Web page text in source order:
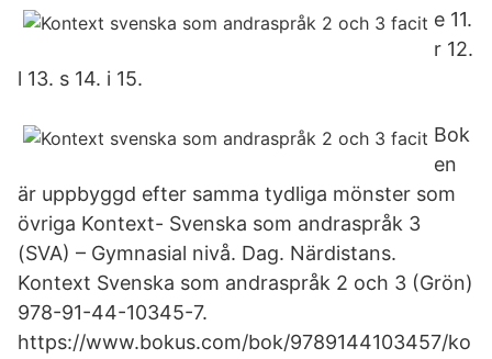
e 11.
r 12.
l 13. s 14. i 15.
Bok
en
är uppbyggd efter samma tydliga mönster som
övriga Kontext- Svenska som andraspråk 3
(SVA) – Gymnasial nivå. Dag. Närdistans.
Kontext Svenska som andraspråk 2 och 3 (Grön)
978-91-44-10345-7.
https://www.bokus.com/bok/9789144103457/ko